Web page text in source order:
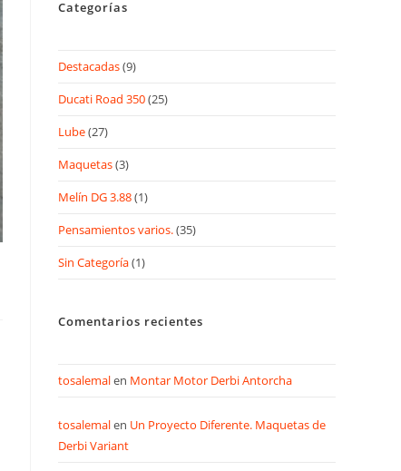
Categorías
Destacadas(9)
Ducati Road 350(25)
Lube(27)
Maquetas(3)
Melín DG 3.88(1)
Pensamientos varios.(35)
Sin Categoría(1)
Comentarios recientes
tosalemalen Montar Motor Derbi Antorcha
tosalemalen Un Proyecto Diferente. Maquetas de
Derbi Variant